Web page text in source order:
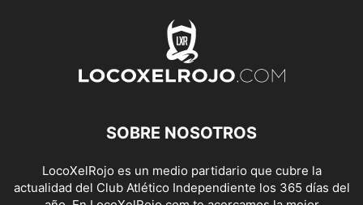
SOBRE NOSOTROS
LocoXelRojo es un medio partidario que cubre la
actualidad del Club Atlético Independiente los 365 días del